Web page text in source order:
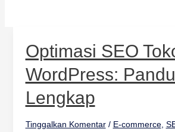
Optimasi SEO
WordPress:
Lengkap
Tinggalkan Komentar / E-commerce,
Optimasi
SEO
Toko
Online
WordPress:
Panduan